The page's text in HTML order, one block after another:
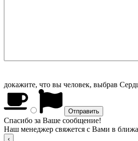
докажите, что вы человек, выбрав
Спасибо за Ваше сообщение!
Наш менеджер свяжется с Вами в